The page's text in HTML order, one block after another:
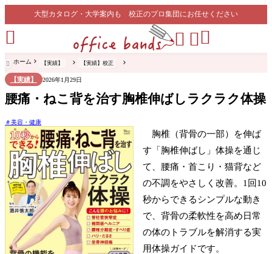
大型カタログ・大学案内も 校正のプロ集団にお任せください
 

 ホーム 【実績】 【実績】校正
【実績】 2026年1月29日
腰痛・ねこ背を治す胸椎伸ばしラクラク体操
美容・健康
胸椎（背骨の一部）を伸ば
す「胸椎伸ばし」体操を通じ
て、腰痛・首こり・猫背など
の不調をやさしく改善。1回10
秒からできるシンプルな動き
で、背骨の柔軟性を高め日常
の体のトラブルを解消する実
用体操ガイドです。